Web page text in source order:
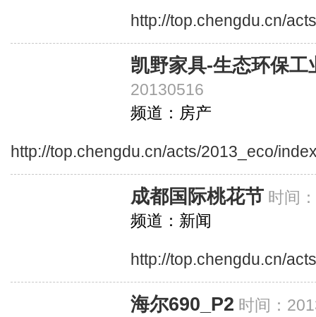
http://top.chengdu.cn/
凯野家具-生态环保工
20130516
频道：房产
http://top.chengdu.cn/acts/2013_eco/
成都国际桃花节 时间
频道：新闻
http://top.chengdu.cn/
海尔690_P2 时间：